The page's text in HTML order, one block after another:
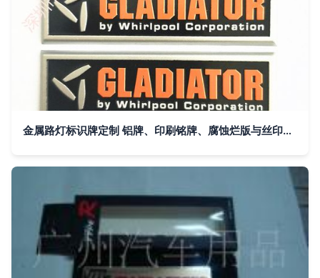
金属路灯标识牌定制 铝牌、印刷铭牌、腐蚀烂版与丝印UV商标的综合指南